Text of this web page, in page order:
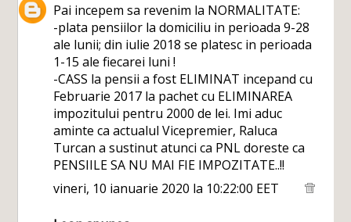
Pai incepem sa revenim la NORMALITATE:
-plata pensiilor la domiciliu in perioada 9-28
ale lunii; din iulie 2018 se platesc in perioada
1-15 ale fiecarei luni !
-CASS la pensii a fost ELIMINAT incepand cu
Februarie 2017 la pachet cu ELIMINAREA
impozitului pentru 2000 de lei. Imi aduc
aminte ca actualul Vicepremier, Raluca
Turcan a sustinut atunci ca PNL doreste ca
PENSIILE SA NU MAI FIE IMPOZITATE..!!
vineri, 10 ianuarie 2020 la 10:22:00 EET